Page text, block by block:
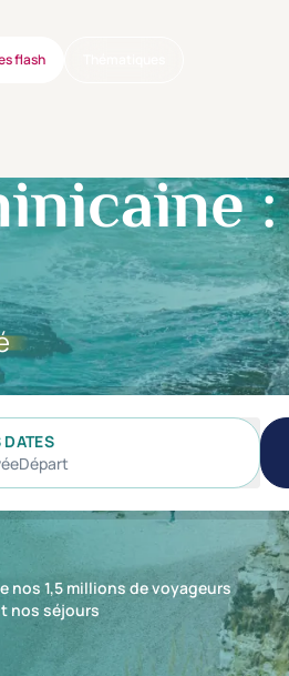
flash
Départ
nos 1,5 millions de voyageurs
nos séjours